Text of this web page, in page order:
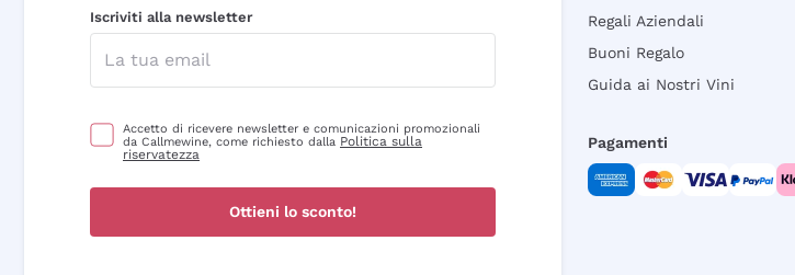
Iscriviti alla newsletter
Accetto di ricevere newsletter e comunicazioni promozionali
da Callmewine, come richiesto dalla Politica sulla
riservatezza
Ottieni lo sconto!
Regali Aziendali
Buoni Regalo
Guida ai Nostri Vini
Pagamenti